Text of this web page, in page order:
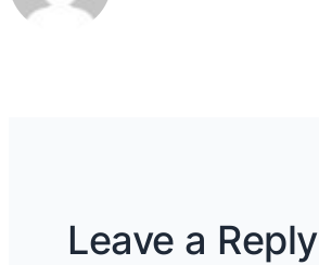
Leave a Reply